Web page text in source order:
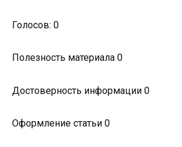
Голосов: 0
Полезность материала 0
Достоверность информации 0
Оформление статьи 0